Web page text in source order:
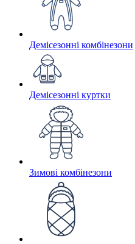
Демісезонні комбінезони
Демісезонні куртки
Зимові комбінезони